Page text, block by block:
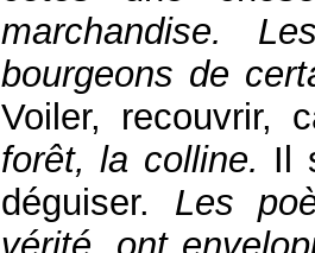
marchandise.
bourgeons de
Voiler, recouvrir,
forêt, la colline. Il
déguiser. Les